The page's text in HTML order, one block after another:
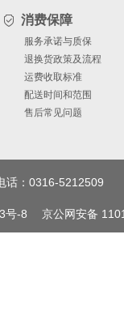
消费保障
服务承诺与质保
退换货政策及流程
运费收取标准
配送时间和范围
售后常见问题
话：0316-5212509
号-8 京公网安备